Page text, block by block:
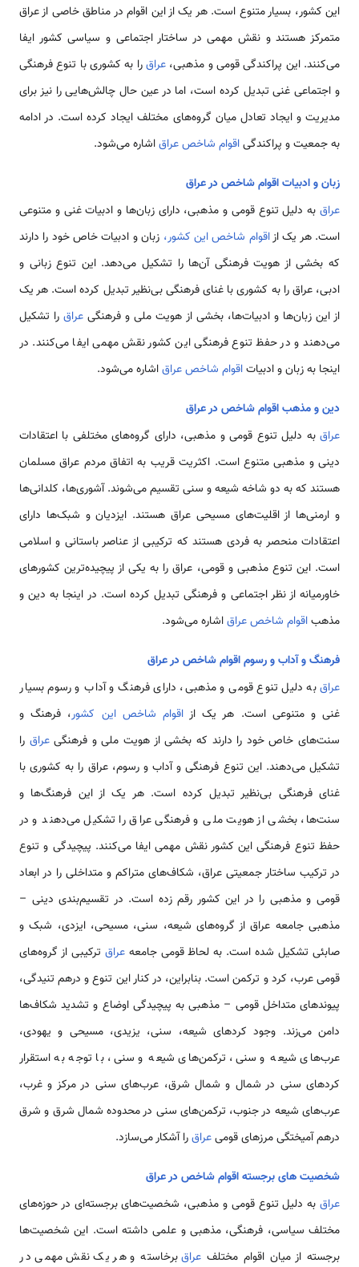
این کشور، بسیار متنوع است. هر یک از این اقوام در مناطق خاصی از عراق
متمرکز هستند و نقش مهمی در ساختار اجتماعی و سیاسی کشور ایفا
می‌کنند. این پراکندگی قومی و مذهبی، عراقرا به کشوری با تنوع فرهنگی
و اجتماعی غنی تبدیل کرده است، اما در عین حال چالش‌هایی را نیز برای
مدیریت و ایجاد تعادل میان گروه‌های مختلف ایجاد کرده است. در ادامه
به جمعیت و پراکندگیاقوام شاخص عراقاشاره می‌شود.
زبان و ادبیات اقوام شاخص در عراق
عراق به دلیل تنوع قومی و مذهبی، دارای زبان‌ها و ادبیات غنی و متنوعی
است. هر یک ازاقوام شاخص این کشور، زبان و ادبیات خاص خود را دارند
که بخشی از هویت فرهنگی آن‌ها را تشکیل می‌دهد. این تنوع زبانی و
ادبی، عراق را به کشوری با غنای فرهنگی بی‌نظیر تبدیل کرده است. هر یک
از این زبان‌ها و ادبیات‌ها، بخشی از هویت ملی و فرهنگی عراقرا تشکیل
می‌دهند و در حفظ تنوع فرهنگی این کشور نقش مهمی ایفا می‌کنند. در
اینجا به زبان و ادبیاتاقوام شاخص عراقاشاره می‌شود.
دین و مذهب اقوام شاخص در عراق
عراق به دلیل تنوع قومی و مذهبی، دارای گروه‌های مختلفی با اعتقادات
دینی و مذهبی متنوع است. اکثریت قریب به اتفاق مردم عراق مسلمان
هستند که به دو شاخه شیعه و سنی تقسیم می‌شوند. آشوری‌ها، کلدانی‌ها
و ارمنی‌ها از اقلیت‌های مسیحی عراق هستند. ایزدیان و شبک‌ها دارای
اعتقادات منحصر به فردی هستند که ترکیبی از عناصر باستانی و اسلامی
است. این تنوع مذهبی و قومی، عراق را به یکی از پیچیده‌ترین کشورهای
خاورمیانه از نظر اجتماعی و فرهنگی تبدیل کرده است. در اینجا به دین و
مذهباقوام شاخص عراقاشاره می‌شود.
فرهنگ و آداب و رسوم اقوام شاخص در عراق
عراقبه دلیل تنوع قومی و مذهبی، دارای فرهنگ و آداب و رسوم بسیار
غنی و متنوعی است. هر یک ازاقوام شاخص این کشور، فرهنگ و
سنت‌های خاص خود را دارند که بخشی از هویت ملی و فرهنگیعراق را
تشکیل می‌دهند. این تنوع فرهنگی و آداب و رسوم، عراق را به کشوری با
غنای فرهنگی بی‌نظیر تبدیل کرده است. هر یک از این فرهنگ‌ها و
سنت‌ها، بخشی از هویت ملی و فرهنگی عراق را تشکیل می‌دهند و در
حفظ تنوع فرهنگی این کشور نقش مهمی ایفا می‌کنند. پیچیدگی و تنوع
در ترکیب ساختار جمعیتی عراق، شکاف‌های متراکم و متداخلی را در ابعاد
قومی و مذهبی را در این کشور رقم زده است. در تقسیم‌بندی دینی –
مذهبی جامعه عراق از گروه‌های شیعه، سنی، مسیحی، ایزدی، شبک و
صابئی تشکیل شده است. به لحاظ قومی جامعهعراق ترکیبی از گروه‌های
قومی عرب، کرد و ترکمن است. بنابراین، در کنار این تنوع و درهم تنیدگی،
پیوندهای متداخل قومی – مذهبی به پیچیدگی اوضاع و تشدید شکاف‌ها
دامن می‌زند. وجود کردهای شیعه، سنی، یزیدی، مسیحی و یهودی،
عرب‌های شیعه و سنی، ترکمن‌های شیعه و سنی، با توجه به استقرار
کردهای سنی در شمال و شمال شرق، عرب‌های سنی در مرکز و غرب،
عرب‌های شیعه در جنوب، ترکمن‌های سنی در محدوده شمال شرق و شرق
درهم آمیختگی مرزهای قومیعراقرا آشکار می‌سازد.
شخصیت های برجسته اقوام شاخص در عراق
عراق به دلیل تنوع قومی و مذهبی، شخصیت‌های برجسته‌ای در حوزه‌های
مختلف سیاسی، فرهنگی، مذهبی و علمی داشته است. این شخصیت‌ها
برجسته از میان اقوام مختلف عراقبرخاسته و هر یک نقش مهمی در